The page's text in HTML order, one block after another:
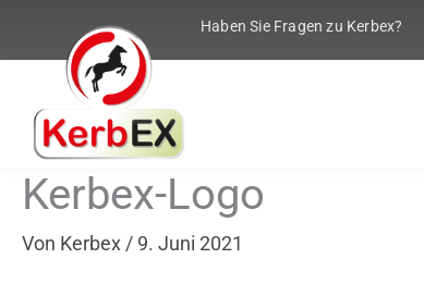
springen
Haben Sie Fragen zu Kerbex?
Kerbex-Logo
Von Kerbex / 9. Juni 2021